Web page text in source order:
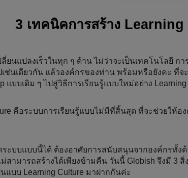
3 เทคนิคการสร้าง
ยนแปลงเร็วในทุก ๆ ด้าน ไม่ว่าจะเป็นเทคโนโลยี ก
เช่นเดียวกัน แล้วองค์กรของท่าน พร้อมหรือยังคะ ที่
แบบเดิม ๆ ไปสู่วิธีการเรียนรู้แบบใหม่อย่าง Learning
คือระบบการเรียนรู้แบบไม่มีที่สิ้นสุด ที่จะช่วยให้
ระบบแบบนี้ได้ ต้องอาศัยการสนับสนุนจากองค์กรทั้ง
ม่สามารถสร้างได้เพียงข้ามคืน วันนี้ Globish จึงมี 3
แบบ Learning Culture มาฝากกันค่ะ